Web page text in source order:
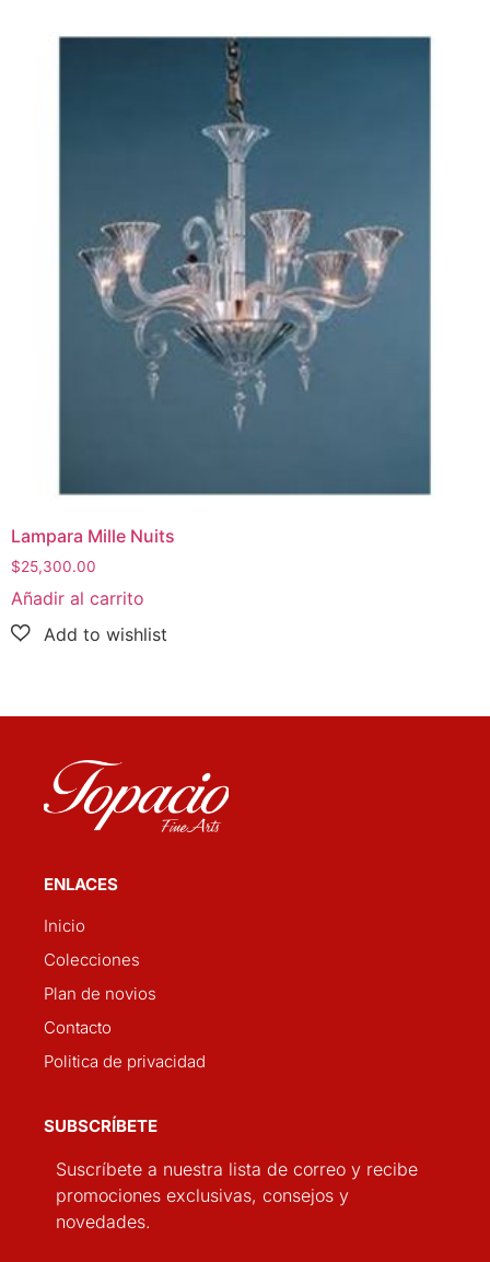
Lampara Mille Nuits
$25,300.00
Añadir al carrito
ENLACES
Inicio
Colecciones
Plan de novios
Contacto
Politica de privacidad
SUBSCRÍBETE
Suscríbete a nuestra lista de correo y recibe
promociones exclusivas, consejos y
novedades.